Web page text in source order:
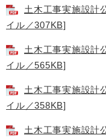
土木工事実施設計
イル／307KB]
土木工事実施設計
イル／565KB]
土木工事実施設計
イル／358KB]
土木工事実施設計